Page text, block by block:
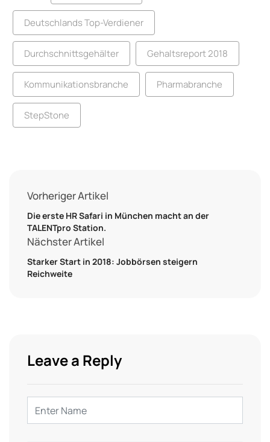
Deutschlands Top-Verdiener
Durchschnittsgehälter Gehaltsreport 2018
Kommunikationsbranche Pharmabranche
StepStone
Vorheriger Artikel
Die erste HR Safari in München macht an der
TALENTpro Station.
Nächster Artikel
Starker Start in 2018: Jobbörsen steigern
Reichweite
Leave a Reply